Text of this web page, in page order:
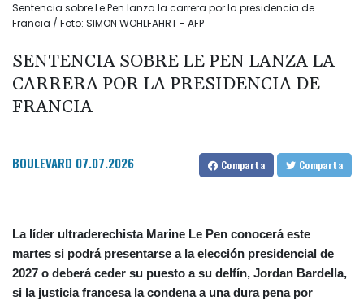
Sentencia sobre Le Pen lanza la carrera por la presidencia de
Francia / Foto: SIMON WOHLFAHRT - AFP
SENTENCIA SOBRE LE PEN LANZA LA
CARRERA POR LA PRESIDENCIA DE
FRANCIA
BOULEVARD 07.07.2026 Comparta Comparta
La líder ultraderechista Marine Le Pen conocerá este
martes si podrá presentarse a la elección presidencial de
2027 o deberá ceder su puesto a su delfín, Jordan Bardella,
si la justicia francesa la condena a una dura pena por